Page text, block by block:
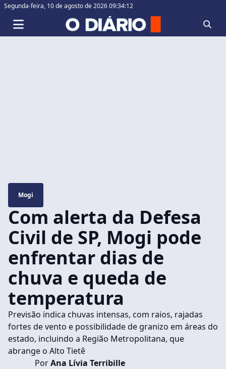
Segunda-feira, 10 de agosto de 2026 09:34:13
Mogi
Com alerta da Defesa
Civil de SP, Mogi pode
enfrentar dias de
chuva e queda de
temperatura
Previsão indica chuvas intensas, com raios, rajadas
fortes de vento e possibilidade de granizo em áreas do
estado, incluindo a Região Metropolitana, que
abrange o Alto Tietê
PorAna Lívia Terribille